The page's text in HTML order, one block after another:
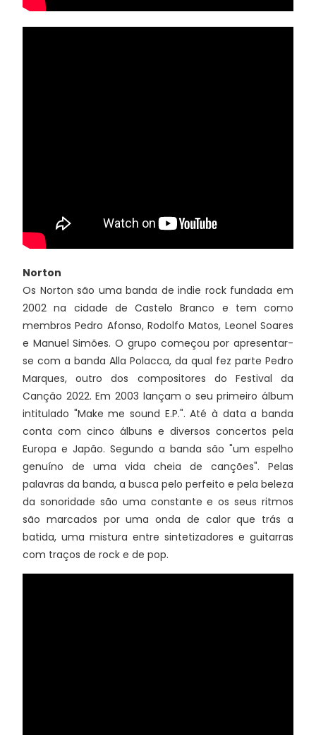
Norton
Os Norton são uma banda de indie rock fundada em
2002 na cidade de Castelo Branco e tem como
membros Pedro Afonso, Rodolfo Matos, Leonel Soares
e Manuel Simões. O grupo começou por apresentar-
se com a banda Alla Polacca, da qual fez parte Pedro
Marques, outro dos compositores do Festival da
Canção 2022. Em 2003 lançam o seu primeiro álbum
intitulado "Make me sound E.P.". Até à data a banda
conta com cinco álbuns e diversos concertos pela
Europa e Japão. Segundo a banda são "um espelho
genuíno de uma vida cheia de canções". Pelas
palavras da banda, a busca pelo perfeito e pela beleza
da sonoridade são uma constante e os seus ritmos
são marcados por uma onda de calor que trás a
batida, uma mistura entre sintetizadores e guitarras
com traços de rock e de pop.